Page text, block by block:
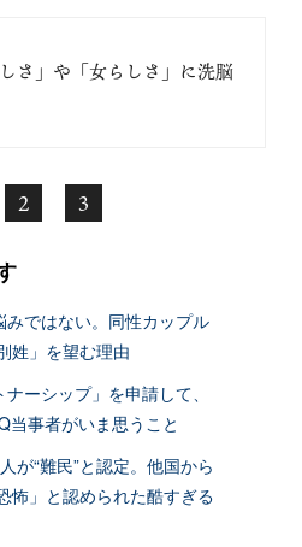
さ」や「女らしさ」に洗脳
2 3
みではない。同性カップル
姓」を望む理由
ーシップ」を申請して、
当事者がいま思うこと
が“難民”と認定。他国から
怖」と認められた酷すぎる